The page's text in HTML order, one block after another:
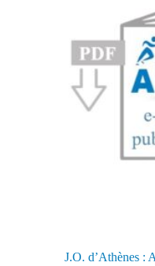
J.O. d’Athènes :